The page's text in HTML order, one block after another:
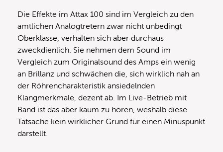
Die Effekte im Attax 100 sind im Vergleich zu den
amtlichen Analogtretern zwar nicht unbedingt
Oberklasse, verhalten sich aber durchaus
zweckdienlich. Sie nehmen dem Sound im
Vergleich zum Originalsound des Amps ein wenig
an Brillanz und schwächen die, sich wirklich nah an
der Röhrencharakteristik ansiedelnden
Klangmerkmale, dezent ab. Im Live-Betrieb mit
Band ist das aber kaum zu hören, weshalb diese
Tatsache kein wirklicher Grund für einen Minuspunkt
darstellt.